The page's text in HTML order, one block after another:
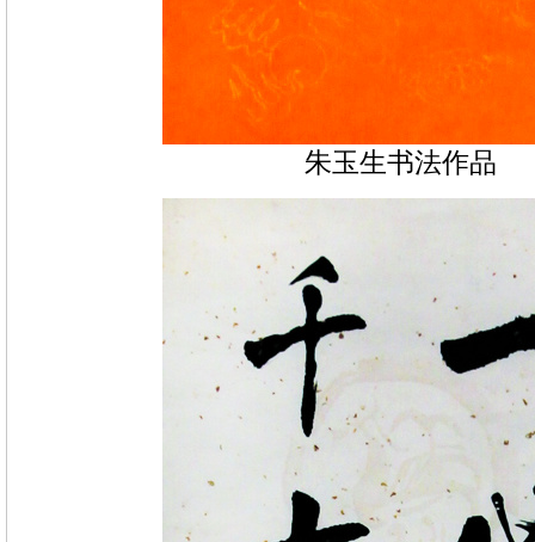
朱玉生书法作品